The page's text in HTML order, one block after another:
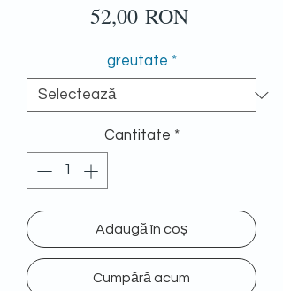
52,00 RONPreț
greutate *
Cantitate *
Adaugă în coș
Cumpără acum